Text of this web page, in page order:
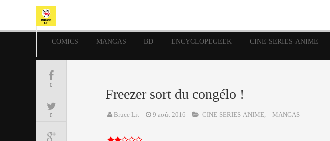
COMICS MANGAS BD ENCYCLOPEGEEK CINE-SERIES-ANIME
0
0
Freezer sort du congélo !
Bruce Lit 9 août 2016 CINE-SERIES-ANIME, MANGAS